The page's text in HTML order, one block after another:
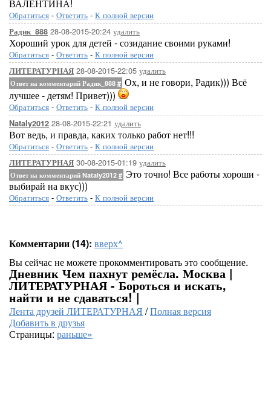
ВАЛЕНТИНА!
Обратиться - Ответить - К полной версии
Радик_888 28-08-2015-20:24 удалить
Хороший урок для детей - созидание своими руками!
Обратиться - Ответить - К полной версии
ЛИТЕРАТУРНАЯ 28-08-2015-22:05 удалить
Ответ на комментарий Радик_888 # Ох, и не говори, Радик))) Всё
лучшее - детям! Привет)))
Обратиться - Ответить - К полной версии
Nataly2012 28-08-2015-22:21 удалить
Вот ведь, и правда, каких только работ нет!!!
Обратиться - Ответить - К полной версии
ЛИТЕРАТУРНАЯ 30-08-2015-01:19 удалить
Ответ на комментарий Nataly2012 # Это точно! Все работы хороши -
выбирай на вкус)))
Обратиться - Ответить - К полной версии
Комментарии (14): вверх^
Вы сейчас не можете прокомментировать это сообщение.
Дневник Чем пахнут ремёсла. Москва |
ЛИТЕРАТУРНАЯ - Бороться и искать,
найти и не сдаваться! |
Лента друзей ЛИТЕРАТУРНАЯ /Полная версия
Добавить в друзья
Страницы: раньше»